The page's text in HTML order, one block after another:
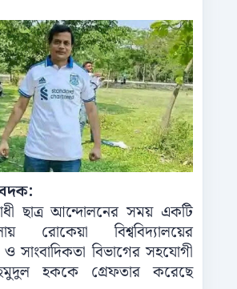
ছাত্র আন্দোলনের সময় একটি
রোকেয়া বিশ্ববিদ্যালয়ের
সাংবাদিকতা বিভাগের সহযোগী
হককে গ্রেফতার করেছে